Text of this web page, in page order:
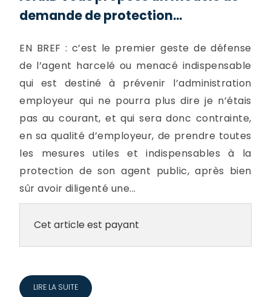
demande de protection...
EN BREF : c’est le premier geste de défense
de l’agent harcelé ou menacé indispensable
qui est destiné à prévenir l’administration
employeur qui ne pourra plus dire je n’étais
pas au courant, et qui sera donc contrainte,
en sa qualité d’employeur, de prendre toutes
les mesures utiles et indispensables à la
protection de son agent public, après bien
sûr avoir diligenté une...
Cet article est payant
LIRE LA SUITE